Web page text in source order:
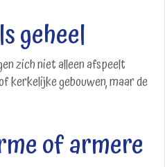
geheel
zich niet alleen afspeelt
kerkelijke gebouwen, maar de
of armere